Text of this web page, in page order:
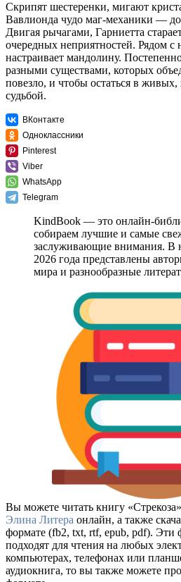
Скрипят шестеренки, мигают
Вавлионда чудо маг-механики —
Двигая рычагами, Гарниетта
очередных неприятностей. Рядом с
настраивает мандолину.
разными существами, которых
повезло, и чтобы остаться в живых,
судьбой.
ВКонтакте
Одноклассники
Pinterest
Viber
WhatsApp
Telegram
KindBook — это онлайн-
собираем лучшие и самые
заслуживающие внимания. В
2026 года представлены
мира и разнообразные
Вы можете читать книгу «Стрекоза»
Элина Литера онлайн, а также
формате (fb2, txt, rtf, epub, pdf). Эти
подходят для чтения на любых
компьютерах, телефонах или
аудиокнига, то вы также можете